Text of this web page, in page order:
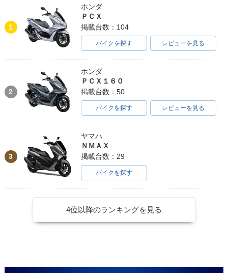
1
ホンダ
ＰＣＸ
掲載台数：104
バイクを探す レビューを見る
2
ホンダ
ＰＣＸ１６０
掲載台数：50
バイクを探す レビューを見る
3
ヤマハ
ＮＭＡＸ
掲載台数：29
バイクを探す
4位以降のランキングを見る